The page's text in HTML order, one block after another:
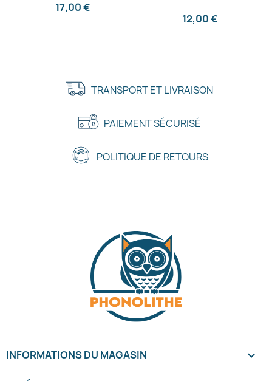
17,00 €
12,00 €
TRANSPORT ET LIVRAISON
PAIEMENT SÉCURISÉ
POLITIQUE DE RETOURS
INFORMATIONS DU MAGASIN keyboard_arrow_down